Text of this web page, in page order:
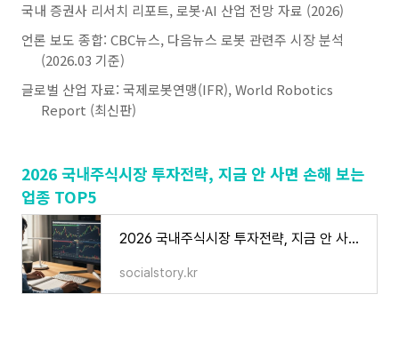
국내 증권사 리서치 리포트, 로봇·AI 산업 전망 자료 (2026)
언론 보도 종합: CBC뉴스, 다음뉴스 로봇 관련주 시장 분석
(2026.03 기준)
글로벌 산업 자료: 국제로봇연맹(IFR), World Robotics
Report (최신판)
2026 국내주식시장 투자전략, 지금 안 사면 손해 보는
업종 TOP5
2026 국내주식시장 투자전략, 지금 안 사면 손해 보는 업종 TOP5
socialstory.kr